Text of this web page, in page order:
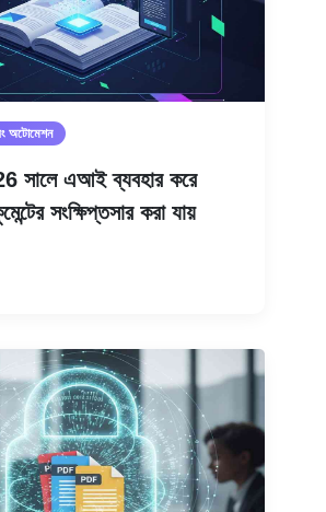
অটোমেশন
সালে এআই ব্যবহার করে
সংক্ষিপ্তসার করা যায়